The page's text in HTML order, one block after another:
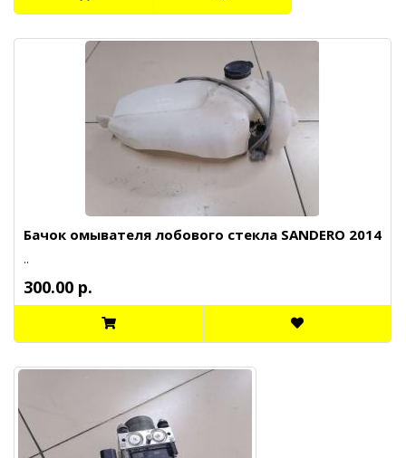
Бачок омывателя лобового стекла SANDERO 2014
..
300.00 р.